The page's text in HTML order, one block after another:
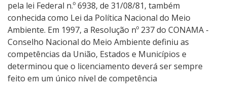
pela lei Federal n.º 6938, de 31/08/81, também
conhecida como Lei da Política Nacional do Meio
Ambiente. Em 1997, a Resolução nº 237 do CONAMA -
Conselho Nacional do Meio Ambiente definiu as
competências da União, Estados e Municípios e
determinou que o licenciamento deverá ser sempre
feito em um único nível de competência